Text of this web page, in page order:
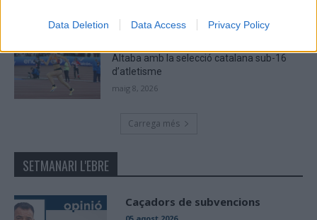
Data Deletion Data Access Privacy Policy
Altaba amb la selecció catalana sub-16
d’atletisme
maig 8, 2026
Carrega més
SETMANARI L'EBRE
Caçadors de subvencions